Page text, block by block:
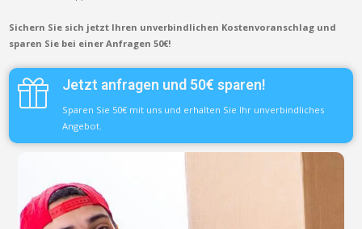
Sichern Sie sich jetzt Ihren unverbindlichen Kostenvoranschlag und
sparen Sie bei einer Anfragen 50€!
Jetzt anfragen und 50€ sparen!
Sparen Sie 50€ mit uns und erhalten Sie Ihr unverbindliches
Angebot.